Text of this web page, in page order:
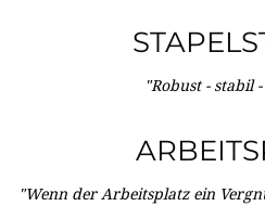
"Robust - stabil
"Wenn der Arbeitsplatz ein